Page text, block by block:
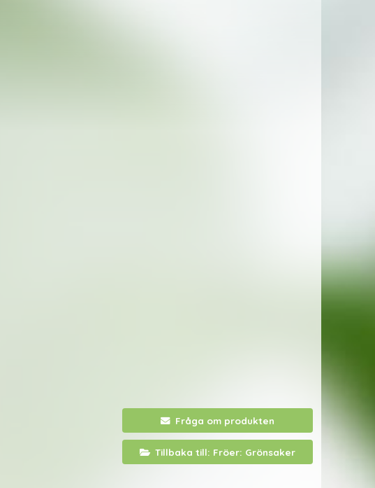
Fråga om produkten
Tillbaka till: Fröer: Grönsaker